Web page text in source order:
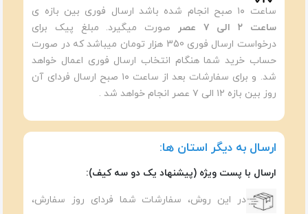
ساعت ۱۰ صبح انجام شده باشد ارسال فوری بین بازه ی
ساعت ۲ الی ۷ عصر
صورت میگیرد. مبلغ پیک برای
درخواست ارسال فوری 350 هزار تومان میباشد که در صورت
حساب خرید شما هنگام انتخاب ارسال فوری اعمال خواهد
شد. و برای سفارشات بعد از ساعت ۱۰ صبح ارسال فردای آن
روز بین بازه ۱۲ الی ۷ عصر انجام خواهد شد .
ارسال به دیگر استان ها:
ارسال با پست ویژه (پیشنهاد یک دو سه کیف):
در این روش، سفارشات شما فردای روز سفارش،